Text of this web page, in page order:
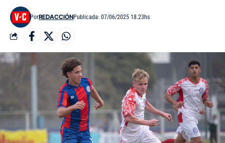
PorREDACCIÓNPublicada: 07/06/2025 18.23hs